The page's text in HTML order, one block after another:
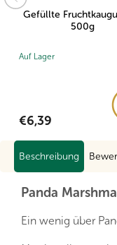
Gefüllte
500g
Auf Lager
€6,39
Beschreibung
Panda
Ein wenig über